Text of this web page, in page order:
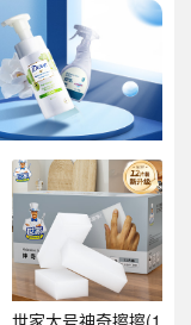
世家大号神奇擦擦(1